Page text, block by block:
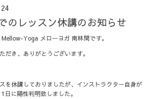
のレッスン休講のお知らせ
Yoga メローヨガ 南林間です。
だき、ありがとうございます。
を休講しておりましたが、インストラクター自身が
日に陽性判明致しました。